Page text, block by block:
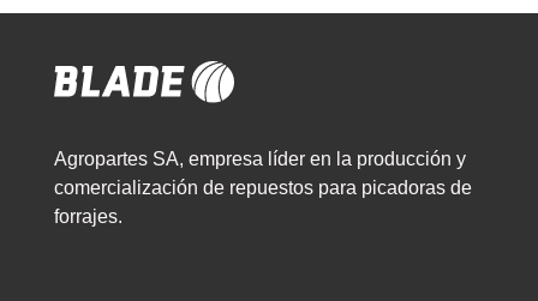
Agropartes SA, empresa líder en la producción y
comercialización de repuestos para picadoras de
forrajes.